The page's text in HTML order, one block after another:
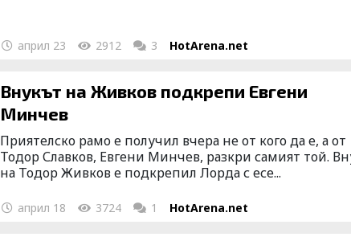
април 23 2912 3 HotArena.net
Внукът на Живков подкрепи Евгени
Минчев
Приятелско рамо е получил вчера не от кого да е, а от
Тодор Славков, Евгени Минчев, разкри самият той.
на Тодор Живков е подкрепил Лорда с есе...
април 18 3724 1 HotArena.net